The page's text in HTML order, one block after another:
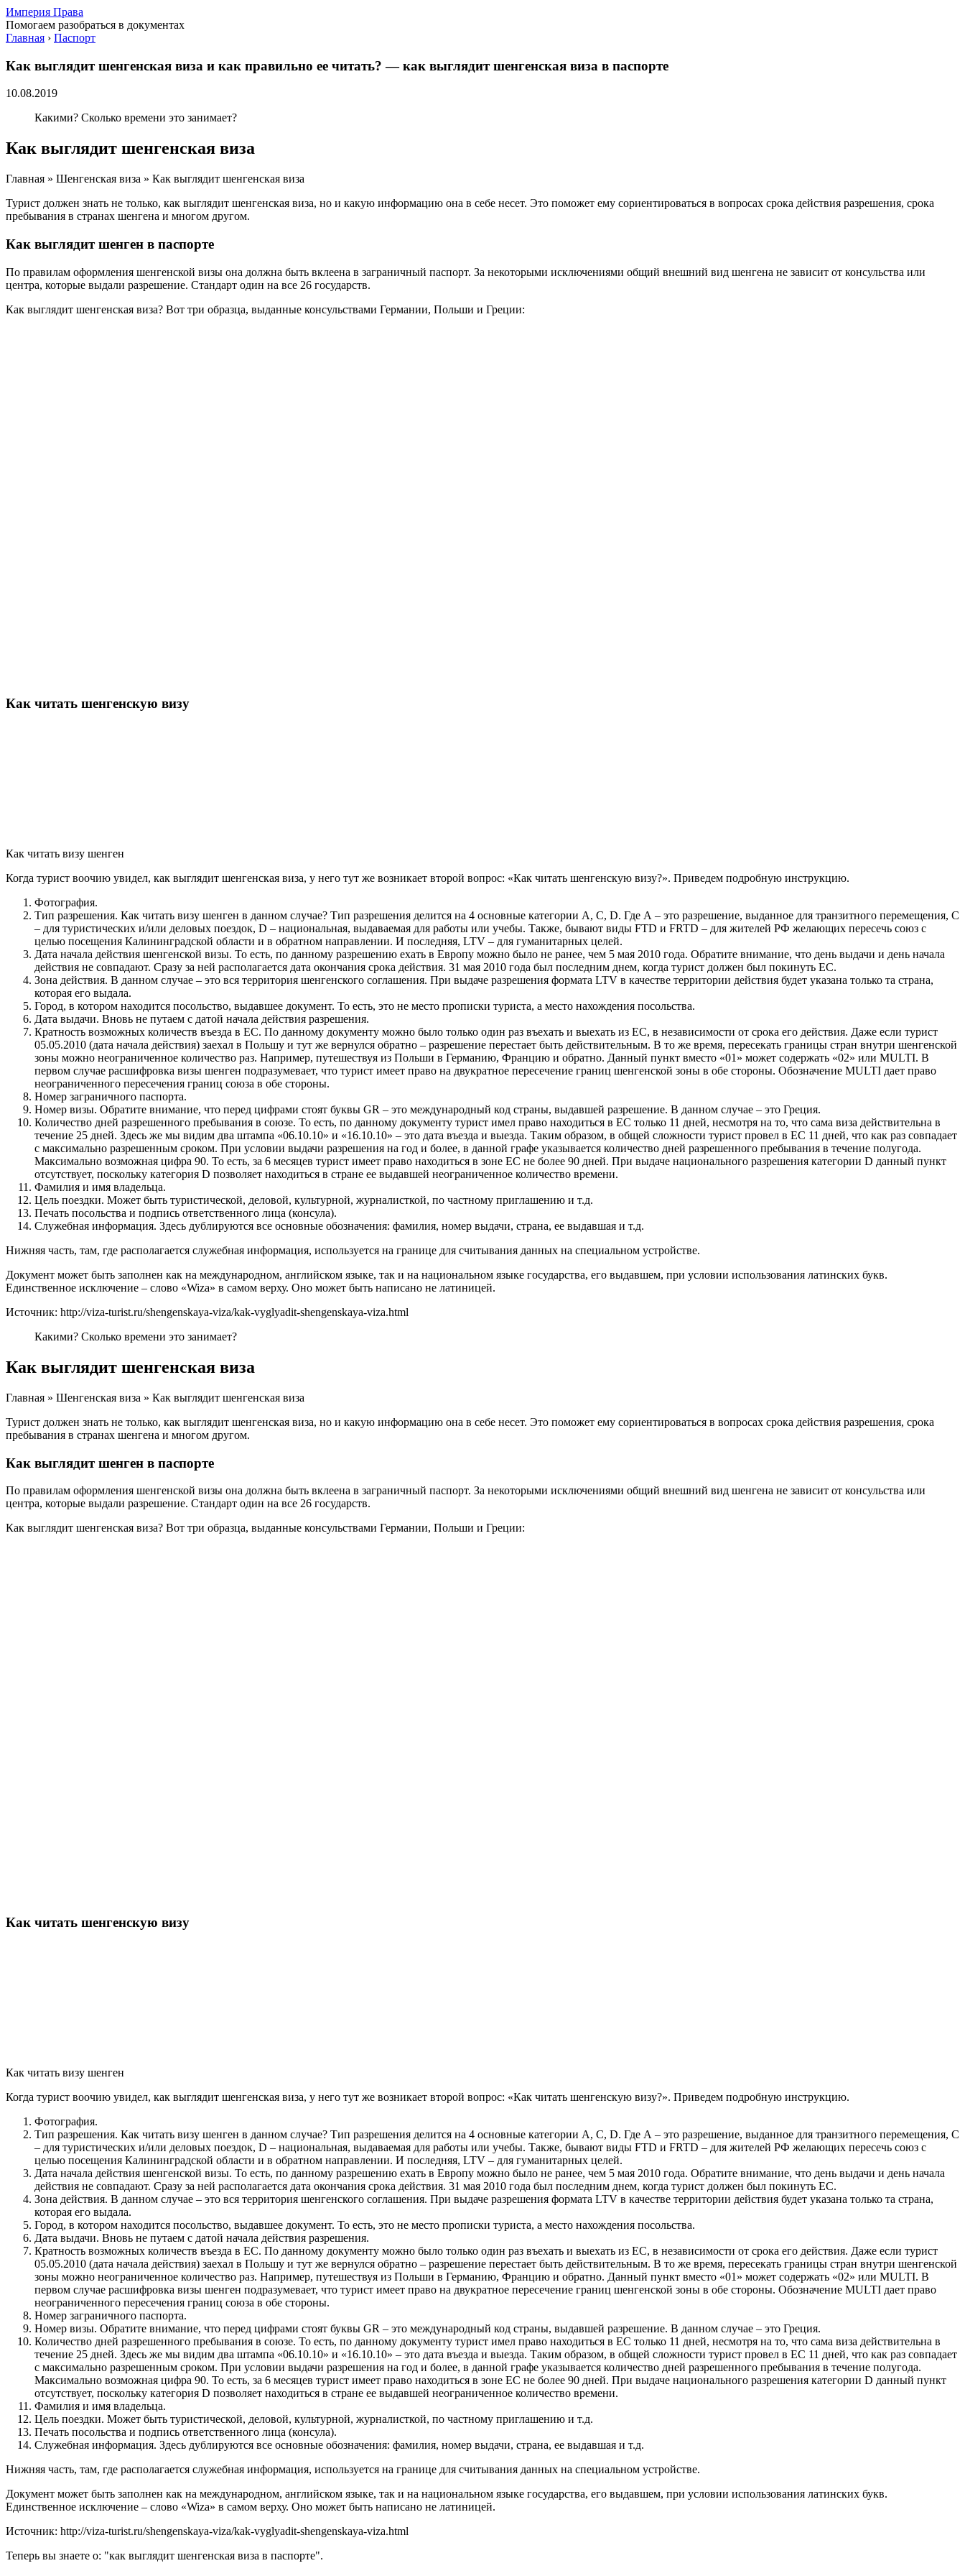
Империя Права
Помогаем разобраться в документах
Главная › Паспорт
Как выглядит шенгенская виза и как правильно ее читать? — как выглядит шенгенская виза в паспорте
10.08.2019
Какими? Сколько времени это занимает?
Как выглядит шенгенская виза
Главная » Шенгенская виза » Как выглядит шенгенская виза
Турист должен знать не только, как выглядит шенгенская виза, но и какую информацию она в себе несет. Это поможет ему сориентироваться в вопросах срока действия разрешения, срока
пребывания в странах шенгена и многом другом.
Как выглядит шенген в паспорте
По правилам оформления шенгенской визы она должна быть вклеена в заграничный паспорт. За некоторыми исключениями общий внешний вид шенгена не зависит от консульства или
центра, которые выдали разрешение. Стандарт один на все 26 государств.
Как выглядит шенгенская виза? Вот три образца, выданные консульствами Германии, Польши и Греции:
Как читать шенгенскую визу
Как читать визу шенген
Когда турист воочию увидел, как выглядит шенгенская виза, у него тут же возникает второй вопрос: «Как читать шенгенскую визу?». Приведем подробную инструкцию.
Фотография.
Тип разрешения. Как читать визу шенген в данном случае? Тип разрешения делится на 4 основные категории А, С, D. Где А – это разрешение, выданное для транзитного перемещения, С
– для туристических и/или деловых поездок, D – национальная, выдаваемая для работы или учебы. Также, бывают виды FTD и FRTD – для жителей РФ желающих пересечь союз с
целью посещения Калининградской области и в обратном направлении. И последняя, LTV – для гуманитарных целей.
Дата начала действия шенгенской визы. То есть, по данному разрешению ехать в Европу можно было не ранее, чем 5 мая 2010 года. Обратите внимание, что день выдачи и день начала
действия не совпадают. Сразу за ней располагается дата окончания срока действия. 31 мая 2010 года был последним днем, когда турист должен был покинуть ЕС.
Зона действия. В данном случае – это вся территория шенгенского соглашения. При выдаче разрешения формата LTV в качестве территории действия будет указана только та страна,
которая его выдала.
Город, в котором находится посольство, выдавшее документ. То есть, это не место прописки туриста, а место нахождения посольства.
Дата выдачи. Вновь не путаем с датой начала действия разрешения.
Кратность возможных количеств въезда в ЕС. По данному документу можно было только один раз въехать и выехать из ЕС, в независимости от срока его действия. Даже если турист
05.05.2010 (дата начала действия) заехал в Польшу и тут же вернулся обратно – разрешение перестает быть действительным. В то же время, пересекать границы стран внутри шенгенской
зоны можно неограниченное количество раз. Например, путешествуя из Польши в Германию, Францию и обратно. Данный пункт вместо «01» может содержать «02» или MULTI. В
первом случае расшифровка визы шенген подразумевает, что турист имеет право на двукратное пересечение границ шенгенской зоны в обе стороны. Обозначение MULTI дает право
неограниченного пересечения границ союза в обе стороны.
Номер заграничного паспорта.
Номер визы. Обратите внимание, что перед цифрами стоят буквы GR – это международный код страны, выдавшей разрешение. В данном случае – это Греция.
Количество дней разрешенного пребывания в союзе. То есть, по данному документу турист имел право находиться в ЕС только 11 дней, несмотря на то, что сама виза действительна в
течение 25 дней. Здесь же мы видим два штампа «06.10.10» и «16.10.10» – это дата въезда и выезда. Таким образом, в общей сложности турист провел в ЕС 11 дней, что как раз совпадает
с максимально разрешенным сроком. При условии выдачи разрешения на год и более, в данной графе указывается количество дней разрешенного пребывания в течение полугода.
Максимально возможная цифра 90. То есть, за 6 месяцев турист имеет право находиться в зоне ЕС не более 90 дней. При выдаче национального разрешения категории D данный пункт
отсутствует, поскольку категория D позволяет находиться в стране ее выдавшей неограниченное количество времени.
Фамилия и имя владельца.
Цель поездки. Может быть туристической, деловой, культурной, журналисткой, по частному приглашению и т.д.
Печать посольства и подпись ответственного лица (консула).
Служебная информация. Здесь дублируются все основные обозначения: фамилия, номер выдачи, страна, ее выдавшая и т.д.
Нижняя часть, там, где располагается служебная информация, используется на границе для считывания данных на специальном устройстве.
Документ может быть заполнен как на международном, английском языке, так и на национальном языке государства, его выдавшем, при условии использования латинских букв.
Единственное исключение – слово «Wiza» в самом верху. Оно может быть написано не латиницей.
Источник: http://viza-turist.ru/shengenskaya-viza/kak-vyglyadit-shengenskaya-viza.html
Какими? Сколько времени это занимает?
Как выглядит шенгенская виза
Главная » Шенгенская виза » Как выглядит шенгенская виза
Турист должен знать не только, как выглядит шенгенская виза, но и какую информацию она в себе несет. Это поможет ему сориентироваться в вопросах срока действия разрешения, срока
пребывания в странах шенгена и многом другом.
Как выглядит шенген в паспорте
По правилам оформления шенгенской визы она должна быть вклеена в заграничный паспорт. За некоторыми исключениями общий внешний вид шенгена не зависит от консульства или
центра, которые выдали разрешение. Стандарт один на все 26 государств.
Как выглядит шенгенская виза? Вот три образца, выданные консульствами Германии, Польши и Греции:
Как читать шенгенскую визу
Как читать визу шенген
Когда турист воочию увидел, как выглядит шенгенская виза, у него тут же возникает второй вопрос: «Как читать шенгенскую визу?». Приведем подробную инструкцию.
Фотография.
Тип разрешения. Как читать визу шенген в данном случае? Тип разрешения делится на 4 основные категории А, С, D. Где А – это разрешение, выданное для транзитного перемещения, С
– для туристических и/или деловых поездок, D – национальная, выдаваемая для работы или учебы. Также, бывают виды FTD и FRTD – для жителей РФ желающих пересечь союз с
целью посещения Калининградской области и в обратном направлении. И последняя, LTV – для гуманитарных целей.
Дата начала действия шенгенской визы. То есть, по данному разрешению ехать в Европу можно было не ранее, чем 5 мая 2010 года. Обратите внимание, что день выдачи и день начала
действия не совпадают. Сразу за ней располагается дата окончания срока действия. 31 мая 2010 года был последним днем, когда турист должен был покинуть ЕС.
Зона действия. В данном случае – это вся территория шенгенского соглашения. При выдаче разрешения формата LTV в качестве территории действия будет указана только та страна,
которая его выдала.
Город, в котором находится посольство, выдавшее документ. То есть, это не место прописки туриста, а место нахождения посольства.
Дата выдачи. Вновь не путаем с датой начала действия разрешения.
Кратность возможных количеств въезда в ЕС. По данному документу можно было только один раз въехать и выехать из ЕС, в независимости от срока его действия. Даже если турист
05.05.2010 (дата начала действия) заехал в Польшу и тут же вернулся обратно – разрешение перестает быть действительным. В то же время, пересекать границы стран внутри шенгенской
зоны можно неограниченное количество раз. Например, путешествуя из Польши в Германию, Францию и обратно. Данный пункт вместо «01» может содержать «02» или MULTI. В
первом случае расшифровка визы шенген подразумевает, что турист имеет право на двукратное пересечение границ шенгенской зоны в обе стороны. Обозначение MULTI дает право
неограниченного пересечения границ союза в обе стороны.
Номер заграничного паспорта.
Номер визы. Обратите внимание, что перед цифрами стоят буквы GR – это международный код страны, выдавшей разрешение. В данном случае – это Греция.
Количество дней разрешенного пребывания в союзе. То есть, по данному документу турист имел право находиться в ЕС только 11 дней, несмотря на то, что сама виза действительна в
течение 25 дней. Здесь же мы видим два штампа «06.10.10» и «16.10.10» – это дата въезда и выезда. Таким образом, в общей сложности турист провел в ЕС 11 дней, что как раз совпадает
с максимально разрешенным сроком. При условии выдачи разрешения на год и более, в данной графе указывается количество дней разрешенного пребывания в течение полугода.
Максимально возможная цифра 90. То есть, за 6 месяцев турист имеет право находиться в зоне ЕС не более 90 дней. При выдаче национального разрешения категории D данный пункт
отсутствует, поскольку категория D позволяет находиться в стране ее выдавшей неограниченное количество времени.
Фамилия и имя владельца.
Цель поездки. Может быть туристической, деловой, культурной, журналисткой, по частному приглашению и т.д.
Печать посольства и подпись ответственного лица (консула).
Служебная информация. Здесь дублируются все основные обозначения: фамилия, номер выдачи, страна, ее выдавшая и т.д.
Нижняя часть, там, где располагается служебная информация, используется на границе для считывания данных на специальном устройстве.
Документ может быть заполнен как на международном, английском языке, так и на национальном языке государства, его выдавшем, при условии использования латинских букв.
Единственное исключение – слово «Wiza» в самом верху. Оно может быть написано не латиницей.
Источник: http://viza-turist.ru/shengenskaya-viza/kak-vyglyadit-shengenskaya-viza.html
Теперь вы знаете о: "как выглядит шенгенская виза в паспорте".